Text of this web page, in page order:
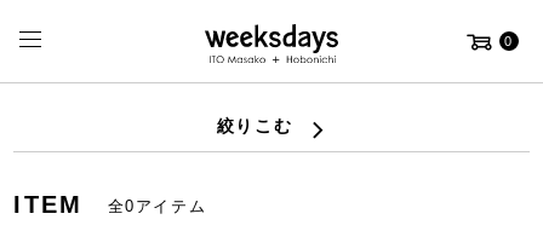
0
絞りこむ
ITEM 全0アイテム